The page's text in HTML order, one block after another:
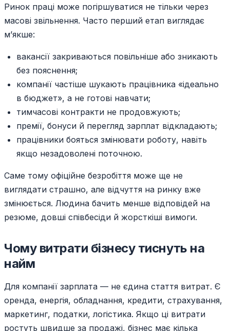
Ринок праці може погіршуватися не тільки через
масові звільнення. Часто перший етап виглядає
м’якше:
вакансії закриваються повільніше або зникають
без пояснення;
компанії частіше шукають працівника «ідеально
в бюджет», а не готові навчати;
тимчасові контракти не продовжують;
премії, бонуси й перегляд зарплат відкладають;
працівники бояться змінювати роботу, навіть
якщо незадоволені поточною.
Саме тому офіційне безробіття може ще не
виглядати страшно, але відчуття на ринку вже
змінюється. Людина бачить менше відповідей на
резюме, довші співбесіди й жорсткіші вимоги.
Чому витрати бізнесу тиснуть на
найм
Для компанії зарплата — не єдина стаття витрат. Є
оренда, енергія, обладнання, кредити, страхування,
маркетинг, податки, логістика. Якщо ці витрати
ростуть швидше за продажі, бізнес має кілька